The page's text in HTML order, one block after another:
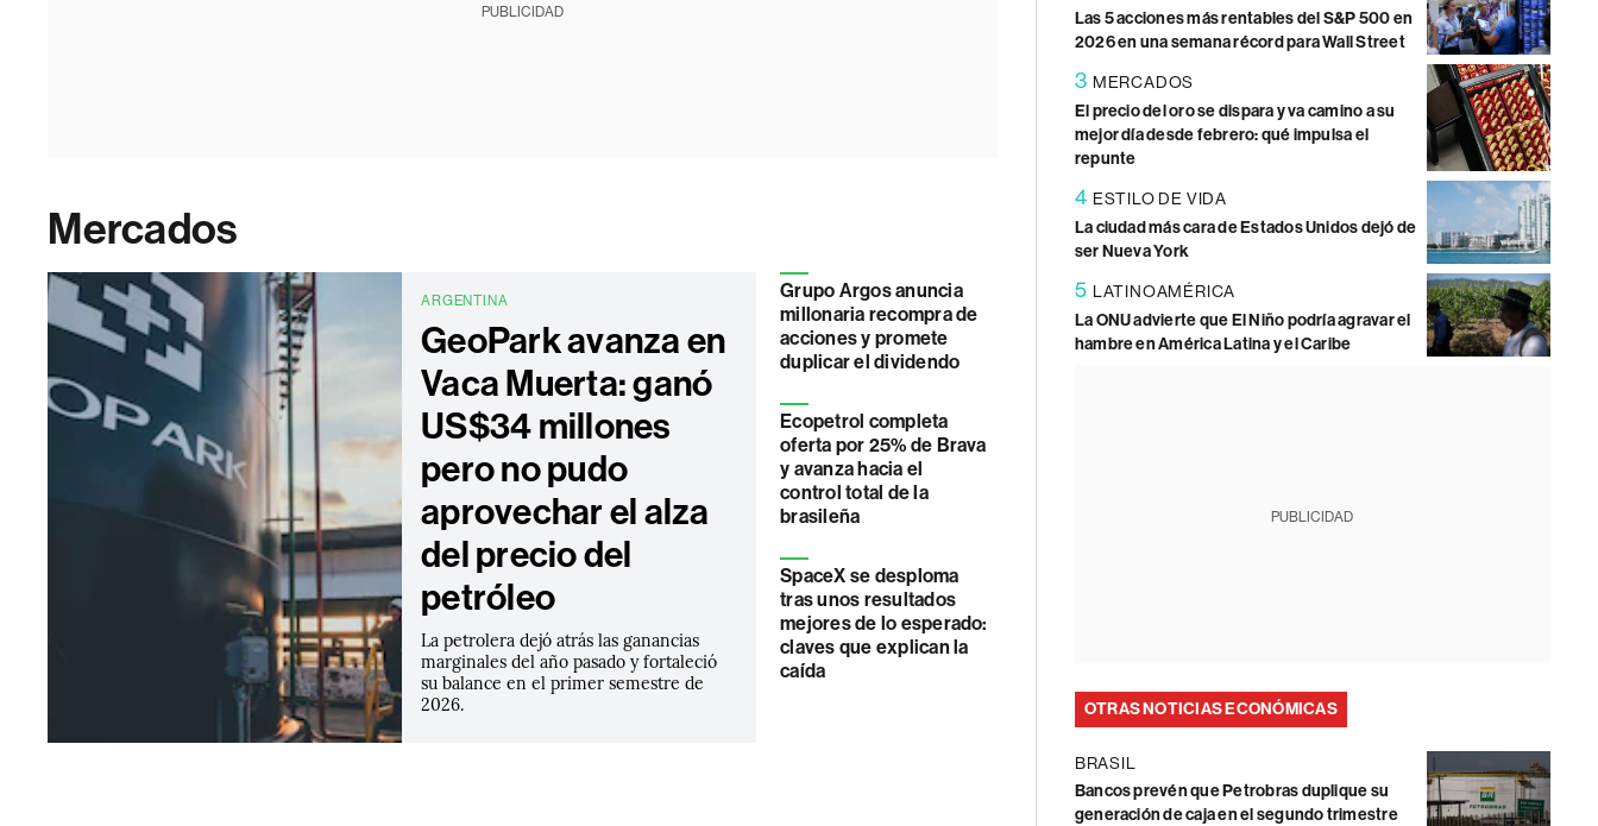
PUBLICIDAD
Mercados
ARGENTINA
GeoPark avanza en
Vaca Muerta: ganó
US$34 millones
pero no pudo
aprovechar el alza
del precio del
petróleo
La petrolera dejó atrás las ganancias
marginales del año pasado y fortaleció
su balance en el primer semestre de
2026.
Grupo Argos anuncia
millonaria recompra de
acciones y promete
duplicar el dividendo
Ecopetrol completa
oferta por 25% de Brava
y avanza hacia el
control total de la
brasileña
SpaceX se desploma
tras unos resultados
mejores de lo esperado:
claves que explican la
caída
Las 5 acciones más rentables del S&P 500 en
2026 en una semana récord para Wall Street
3 MERCADOS
El precio del oro se dispara y va camino a su
mejor día desde febrero: qué impulsa el
repunte
4 ESTILO DE VIDA
La ciudad más cara de Estados Unidos dejó de
ser Nueva York
5 LATINOAMÉRICA
La ONU advierte que El Niño podría agravar el
hambre en América Latina y el Caribe
PUBLICIDAD
OTRAS NOTICIAS ECONÓMICAS
BRASIL
Bancos prevén que Petrobras duplique su
generación de caja en el segundo trimestre